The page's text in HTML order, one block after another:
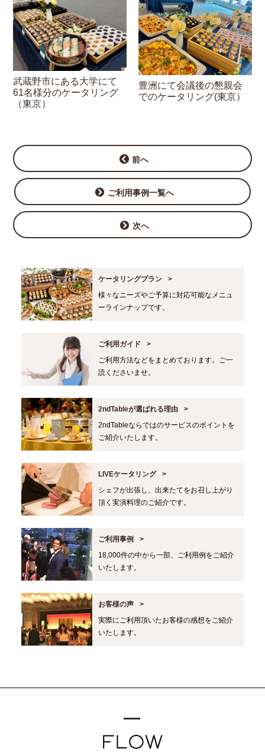
武蔵野市にある大学にて
61名様分のケータリング
（東京）
豊洲にて会議後の懇親会
でのケータリング(東京）
前へ
ご利用事例一覧へ
次へ
ケータリングプラン
様々なニーズやご予算に対応可能なメニュ
ーラインナップです。
ご利用ガイド
ご利用方法などをまとめております。ご一
読くださいませ。
2ndTableが選ばれる理由
2ndTableならではのサービスのポイントを
ご紹介いたします。
LIVEケータリング
シェフが出張し、出来たてをお召し上がり
頂く実演料理のご紹介です。
ご利用事例
18,000件の中から一部、ご利用例をご紹介
いたします。
お客様の声
実際にご利用頂いたお客様の感想をご紹介
いたします。